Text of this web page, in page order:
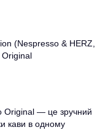
(Nespresso & HERZ,
Original
Original — це зручний
кави в одному